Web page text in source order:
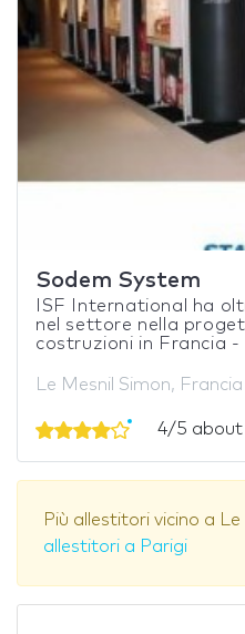
Sodem System
ISF International ha
nel settore nella
costruzioni in Francia -
Le Mesnil Simon, Francia
4/5 about
Più allestitori vicino a Le
allestitori a Parigi